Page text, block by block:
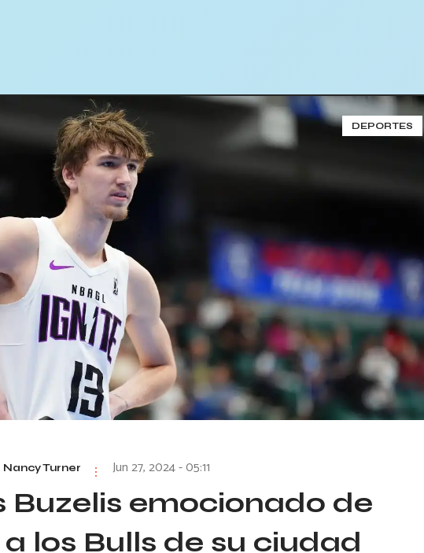
DEPORTES
Nancy Turner Jun 27, 2024 - 05:11
Buzelis emocionado de
los Bulls de su ciudad